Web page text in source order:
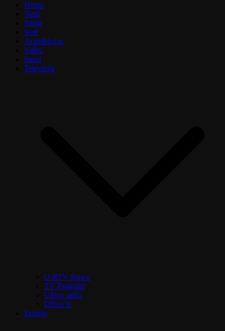
Home
Vesti
Srbija
Svet
Aranđelovac
Video
Sport
Televizija
O RTV Sunce
TV Program
Uživo radio
Uživo tv
Emisije